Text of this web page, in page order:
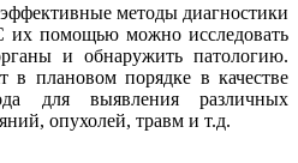
методы диагностики
их помощью можно исследовать
и обнаружить патологию.
в плановом порядке в качестве
для выявления различных
опухолей, травм и т.д.